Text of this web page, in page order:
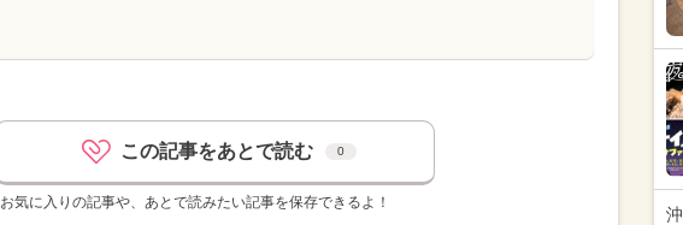
この記事をあとで読む 0
お気に入りの記事や、あとで読みたい記事を保存できるよ！